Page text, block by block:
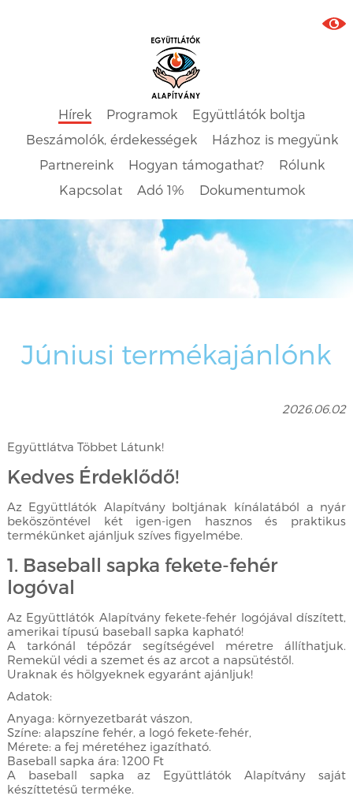
Hírek Programok
Együttlátók boltja
Beszámolók, érdekességek
Házhoz is megyünk
Partnereink
Hogyan támogathat?
Rólunk
Kapcsolat
Adó 1% Dokumentumok
Júniusi termékajánlónk
2026.06.02
Együttlátva Többet Látunk!
Kedves Érdeklődő!
Az Együttlátók Alapítvány boltjának kínálatából a nyár
beköszöntével két igen-igen hasznos és praktikus
termékünket ajánljuk szíves figyelmébe.
1. Baseball sapka fekete-fehér
logóval
Az Együttlátók Alapítvány fekete-fehér logójával díszített,
amerikai típusú baseball sapka kapható!
A tarkónál tépőzár segítségével méretre állíthatjuk.
Remekül védi a szemet és az arcot a napsütéstől.
Uraknak és hölgyeknek egyaránt ajánljuk!
Adatok:
Anyaga: környezetbarát vászon,
Színe: alapszíne fehér, a logó fekete-fehér,
Mérete: a fej méretéhez igazítható.
Baseball sapka ára: 1200 Ft
A baseball sapka az Együttlátók Alapítvány saját
készíttetésű terméke.